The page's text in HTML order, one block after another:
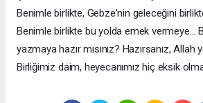
Benimle birlikte, Gebze'nin geleceğini
Benimle birlikte bu yolda emek vermeye...
yazmaya hazır mısınız? Hazırsanız, Allah
Birliğimiz daim, heyecanımız hiç eksik